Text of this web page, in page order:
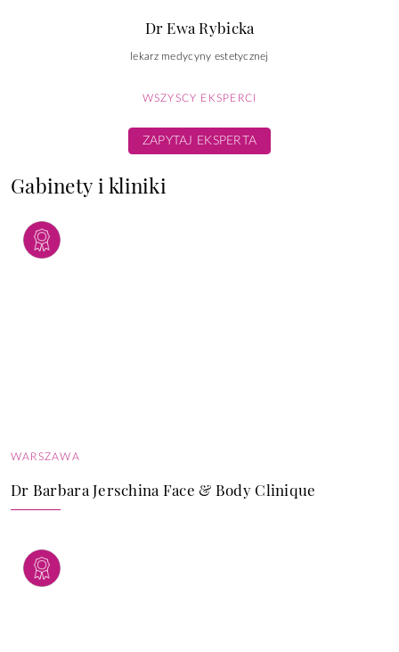
Dr Ewa Rybicka
lekarz medycyny estetycznej
WSZYSCY EKSPERCI
ZAPYTAJ EKSPERTA
Gabinety i kliniki
WARSZAWA
Dr Barbara Jerschina Face & Body Clinique